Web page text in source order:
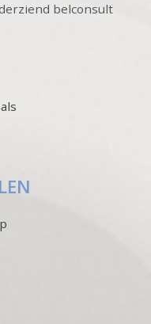
belconsult